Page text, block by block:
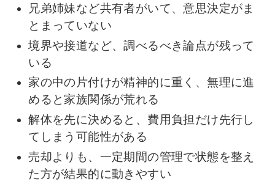
兄弟姉妹など共有者がいて、意思決定がま
とまっていない
境界や接道など、調べるべき論点が残って
いる
家の中の片付けが精神的に重く、無理に進
めると家族関係が荒れる
解体を先に決めると、費用負担だけ先行し
てしまう可能性がある
売却よりも、一定期間の管理で状態を整え
た方が結果的に動きやすい